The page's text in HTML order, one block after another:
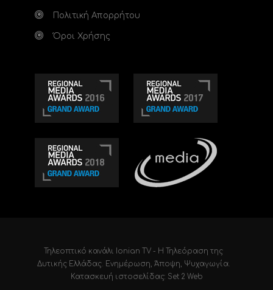
Πολιτική Απορρήτου
Όροι Χρήσης
Τηλεοπτικό κανάλι Ionian TV - Η Τηλεόραση της
Δυτικής Ελλάδας. Ενημέρωση, Άποψη, Ψυχαγωγία.
Κατασκευή ιστοσελίδας: Set 2 Web